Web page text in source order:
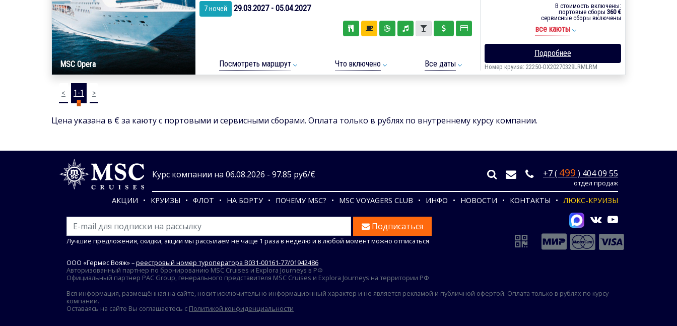
MSC Opera
7 ночей 29.03.2027 - 05.04.2027
Посмотреть маршрут Что включено Все даты
В стоимость включены:
портовые сборы 360 €
сервисные сборы включены
все каюты
Подробнее
Номер круиза: 22250-OX20270329LRMLRM
< 1-1 >
Цена указана в € за каюту с портовыми и сервисными сборами. Оплата только в рублях по внутреннему курсу компании.
Курс компании на 06.08.2026 - 97.85 руб/€ +7 ( 499 ) 404 09 55
отдел продаж
АКЦИИ КРУИЗЫ ФЛОТ НА БОРТУ ПОЧЕМУ MSC? MSC VOYAGERS CLUB ИНФО НОВОСТИ КОНТАКТЫ ЛЮКС-КРУИЗЫ
Подписаться
Лучшие предложения, скидки, акции мы рассылаем не чаще 1 раза в неделю и в любой момент можно отписаться
ООО «Гермес Вояж» –реестровый номер туроператора В031-00161-77/01942486
Авторизованный партнер по бронированию MSC Cruises и Explora Journeys в РФ
Официальный партнер PAC Group, генерального представителя MSC Cruises и Explora Journeys на территории РФ
Вся информация, размещённая на сайте, носит исключительно информационный характер и не является рекламой и публичной офертой. Оплата только в рублях по курсу
компании.
Оставаясь на сайте Вы соглашаетесь с Политикой конфиденциальности